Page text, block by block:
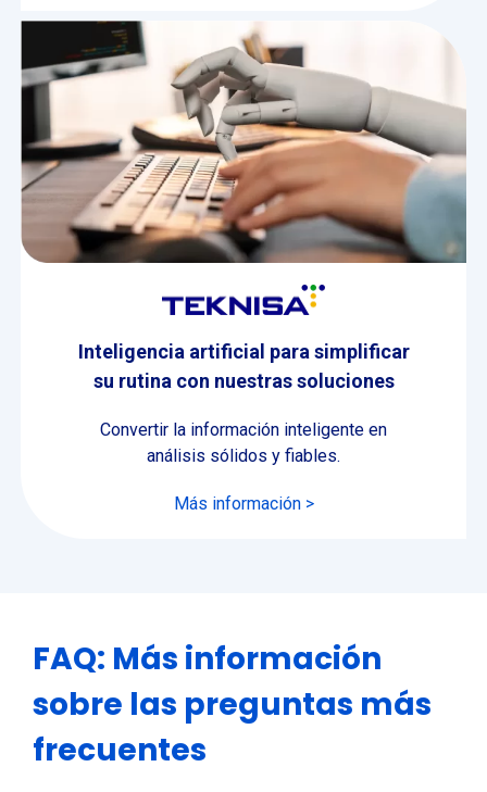
Inteligencia artificial para simplificar
su rutina con nuestras soluciones
Convertir la información inteligente en
análisis sólidos y fiables.
Más información >
FAQ: Más información
sobre las preguntas más
frecuentes